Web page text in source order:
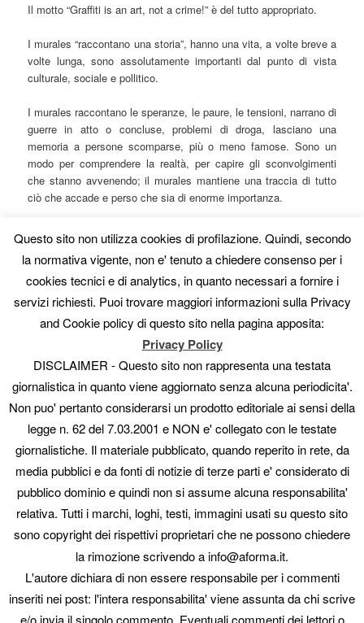
Il motto “Graffiti is an art, not a crime!” è del tutto appropriato.
I murales “raccontano una storia”, hanno una vita, a volte breve a
volte lunga, sono assolutamente importanti dal punto di vista
culturale, sociale e pollitico.
I murales raccontano le speranze, le paure, le tensioni, narrano di
guerre in atto o concluse, problemi di droga, lasciano una
memoria a persone scomparse, più o meno famose. Sono un
modo per comprendere la realtà, per capire gli sconvolgimenti
che stanno avvenendo; il murales mantiene una traccia di tutto
ciò che accade e perso che sia di enorme importanza.
modificata. Mentre fino a pochi anni fa si potevano osservare
murales in ogni quartiere, in tante strade, ora quasi tutto è
interamente concentrato a 5 Pointz, come se ci fosse un bisogno
di “confinare” quest’arte a pochi muri. È un grosso peccato, fal
momento che i muri riflettono l’anima, le sofferenze e le speranze
di un intero Paese.
Ed ora, se vuoi seguirmi nel mio viaggio lungo 20 anni,
visitawww.newyorkmurales.com
Questo sito non utilizza cookies di profilazione. Quindi, secondo
la normativa vigente, non e' tenuto a chiedere consenso per i
cookies tecnici e di analytics, in quanto necessari a fornire i
servizi richiesti. Puoi trovare maggiori informazioni sulla Privacy
and Cookie policy di questo sito nella pagina apposita:
Privacy Policy
DISCLAIMER - Questo sito non rappresenta una testata
giornalistica in quanto viene aggiornato senza alcuna periodicita'.
Non puo' pertanto considerarsi un prodotto editoriale ai sensi della
legge n. 62 del 7.03.2001 e NON e' collegato con le testate
giornalistiche. Il materiale pubblicato, quando reperito in rete, da
media pubblici e da fonti di notizie di terze parti e' considerato di
pubblico dominio e quindi non si assume alcuna responsabilita'
relativa. Tutti i marchi, loghi, testi, immagini usati su questo sito
sono copyright dei rispettivi proprietari che ne possono chiedere
la rimozione scrivendo a info@aforma.it.
L'autore dichiara di non essere responsabile per i commenti
inseriti nei post: l'intera responsabilita' viene assunta da chi scrive
e/o invia il singolo commento. Eventuali commenti dei lettori o